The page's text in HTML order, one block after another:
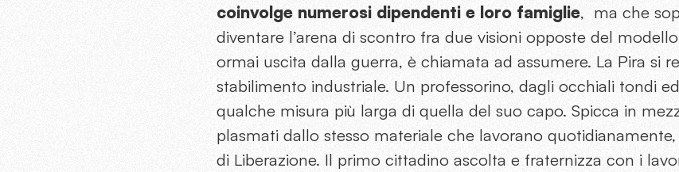
coinvolge numerosi dipendenti e loro famiglie, ma che
diventare l’arena di scontro fra due visioni opposte del
ormai uscita dalla guerra, è chiamata ad assumere. La Pira si
stabilimento industriale. Un professorino, dagli occhiali tondi
qualche misura più larga di quella del suo capo. Spicca in
plasmati dallo stesso materiale che lavorano
di Liberazione. Il primo cittadino ascolta e fraternizza con i